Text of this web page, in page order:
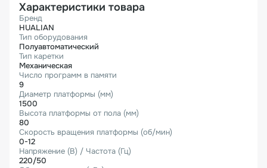
Характеристики товара
Бренд
HUALIAN
Тип оборудования
Полуавтоматический
Тип каретки
Механическая
Число программ в памяти
9
Диаметр платформы (мм)
1500
Высота платформы от пола (мм)
80
Скорость вращения платформы (об/мин)
0-12
Напряжение (В) / Частота (Гц)
220/50